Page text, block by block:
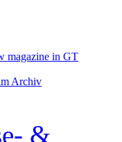
magazine in GT
Archiv